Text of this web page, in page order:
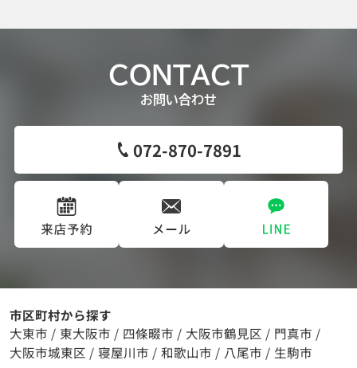
CONTACT
お問い合わせ
072-870-7891
市区町村から探す
大東市 / 東大阪市 / 四條畷市 / 大阪市鶴見区 / 門真市 /
大阪市城東区 / 寝屋川市 / 和歌山市 / 八尾市 / 生駒市